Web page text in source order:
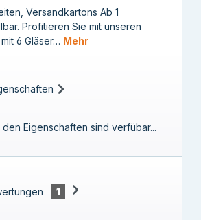
Versandkartons Ab 1
Profitieren Sie mit unseren
6 Gläser… Mehr
Eigenschaften sind verfübar...
1